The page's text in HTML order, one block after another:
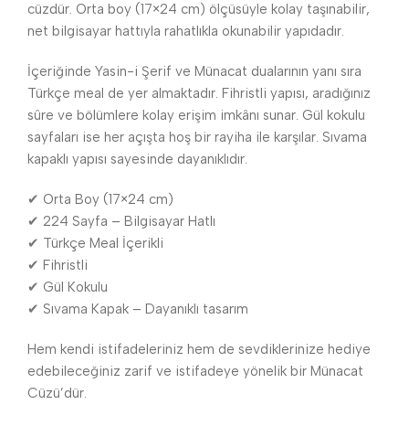
cüzdür. Orta boy (17×24 cm) ölçüsüyle kolay taşınabilir,
net bilgisayar hattıyla rahatlıkla okunabilir yapıdadır.
İçeriğinde Yasin-i Şerif ve Münacat dualarının yanı sıra
Türkçe meal de yer almaktadır. Fihristli yapısı, aradığınız
sûre ve bölümlere kolay erişim imkânı sunar. Gül kokulu
sayfaları ise her açışta hoş bir rayiha ile karşılar. Sıvama
kapaklı yapısı sayesinde dayanıklıdır.
✔ Orta Boy (17×24 cm)
✔ 224 Sayfa – Bilgisayar Hatlı
✔ Türkçe Meal İçerikli
✔ Fihristli
✔ Gül Kokulu
✔ Sıvama Kapak – Dayanıklı tasarım
Hem kendi istifadeleriniz hem de sevdiklerinize hediye
edebileceğiniz zarif ve istifadeye yönelik bir Münacat
Cüzü’dür.